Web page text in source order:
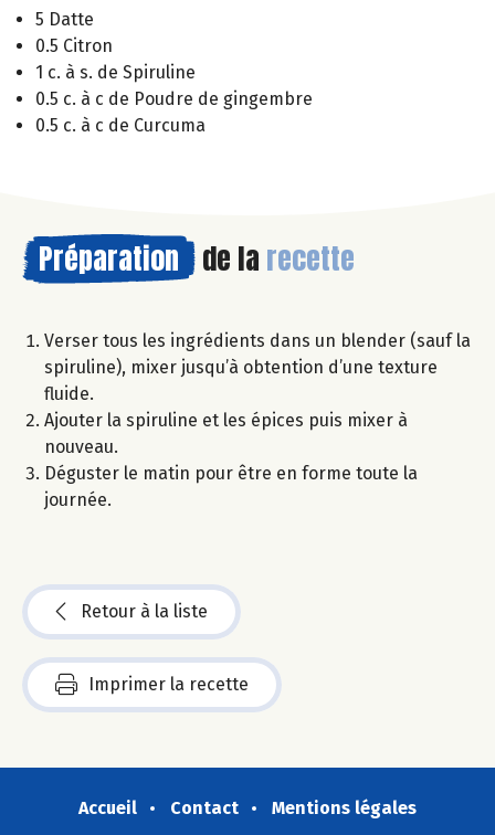
5 Datte
0.5 Citron
1 c. à s. de Spiruline
0.5 c. à c de Poudre de gingembre
0.5 c. à c de Curcuma
Préparation de la recette
Verser tous les ingrédients dans un blender (sauf la
spiruline), mixer jusqu’à obtention d’une texture
fluide.
Ajouter la spiruline et les épices puis mixer à
nouveau.
Déguster le matin pour être en forme toute la
journée.
Retour à la liste
Imprimer la recette
Accueil Contact
Mentions légales